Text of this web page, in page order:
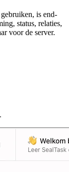
is end-
status, relaties,
voor de server.